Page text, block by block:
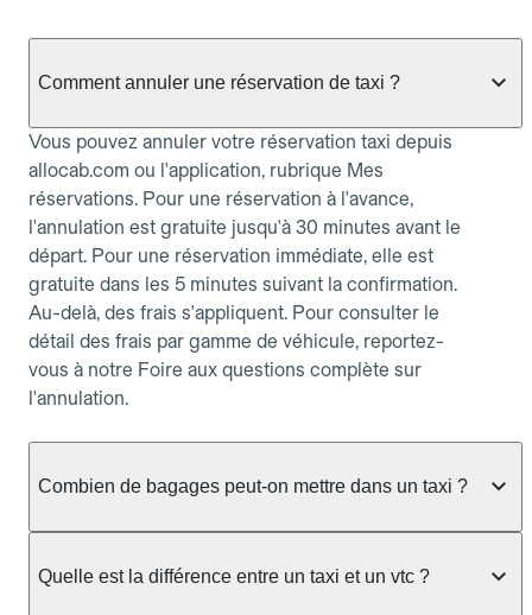
Comment annuler une réservation de taxi ?
Vous pouvez annuler votre réservation taxi depuis
allocab.com ou l'application, rubrique Mes
réservations. Pour une réservation à l'avance,
l'annulation est gratuite jusqu'à 30 minutes avant le
départ. Pour une réservation immédiate, elle est
gratuite dans les 5 minutes suivant la confirmation.
Au-delà, des frais s'appliquent. Pour consulter le
détail des frais par gamme de véhicule, reportez-
vous à notre Foire aux questions complète sur
l'annulation.
Combien de bagages peut-on mettre dans un taxi ?
taxi berline accueille en général jusqu'à 3 bagages
Quelle est la différence entre un taxi et un vtc ?